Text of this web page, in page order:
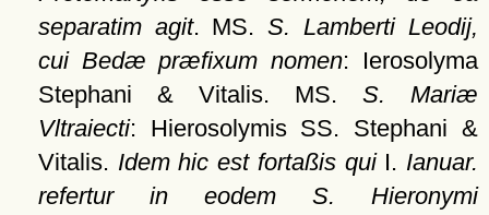
separatim agit. MS.S. Lamberti Leodij,
cui Bedæ præfixum nomen: Ierosolyma
Stephani & Vitalis. MS. S. Mariæ
Vltraiecti: Hierosolymis SS. Stephani &
Vitalis. Idem hic est fortaßis quiI. Ianuar.
refertur in eodem S. Hieronymi